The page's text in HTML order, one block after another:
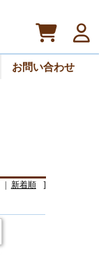
お問い合わせ
新着順
]